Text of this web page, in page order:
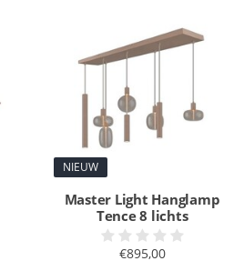
NIEUW
Master Light Hanglamp
Tence 8 lichts
€895,00